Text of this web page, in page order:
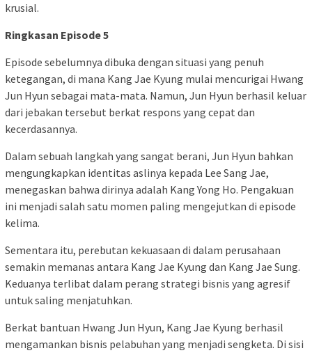
krusial.
Ringkasan Episode 5
Episode sebelumnya dibuka dengan situasi yang penuh
ketegangan, di mana Kang Jae Kyung mulai mencurigai Hwang
Jun Hyun sebagai mata-mata. Namun, Jun Hyun berhasil keluar
dari jebakan tersebut berkat respons yang cepat dan
kecerdasannya.
Dalam sebuah langkah yang sangat berani, Jun Hyun bahkan
mengungkapkan identitas aslinya kepada Lee Sang Jae,
menegaskan bahwa dirinya adalah Kang Yong Ho. Pengakuan
ini menjadi salah satu momen paling mengejutkan di episode
kelima.
Sementara itu, perebutan kekuasaan di dalam perusahaan
semakin memanas antara Kang Jae Kyung dan Kang Jae Sung.
Keduanya terlibat dalam perang strategi bisnis yang agresif
untuk saling menjatuhkan.
Berkat bantuan Hwang Jun Hyun, Kang Jae Kyung berhasil
mengamankan bisnis pelabuhan yang menjadi sengketa. Di sisi